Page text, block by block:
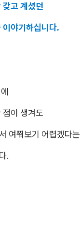
고 계셨던
야기하십니다.
이 생겨도
여쭤보기 어렵겠다는
.